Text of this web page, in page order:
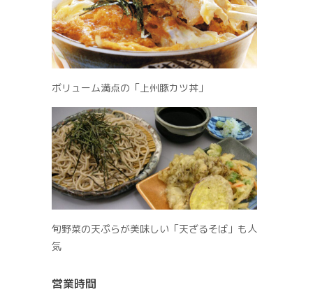
ボリューム満点の「上州豚カツ丼」
旬野菜の天ぷらが美味しい「天ざるそば」も人
気
営業時間